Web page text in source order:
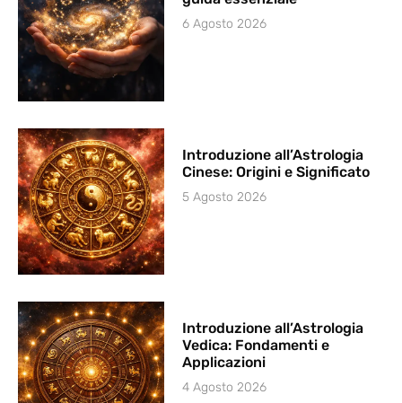
6 Agosto 2026
Introduzione all’Astrologia
Cinese: Origini e Significato
5 Agosto 2026
Introduzione all’Astrologia
Vedica: Fondamenti e
Applicazioni
4 Agosto 2026